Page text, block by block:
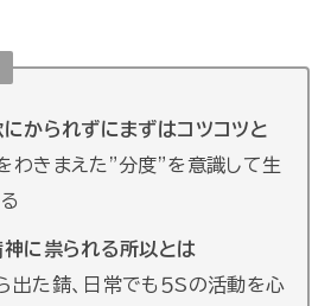
にかられずにまずはコツコツと
わきまえた”分度”を意識して生
神に祟られる所以とは
出た錆、日常でも５Sの活動を心